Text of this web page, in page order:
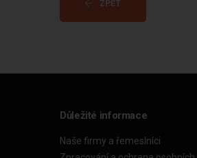
ZPĚT
Důležité informace
Naše firmy a řemeslníci